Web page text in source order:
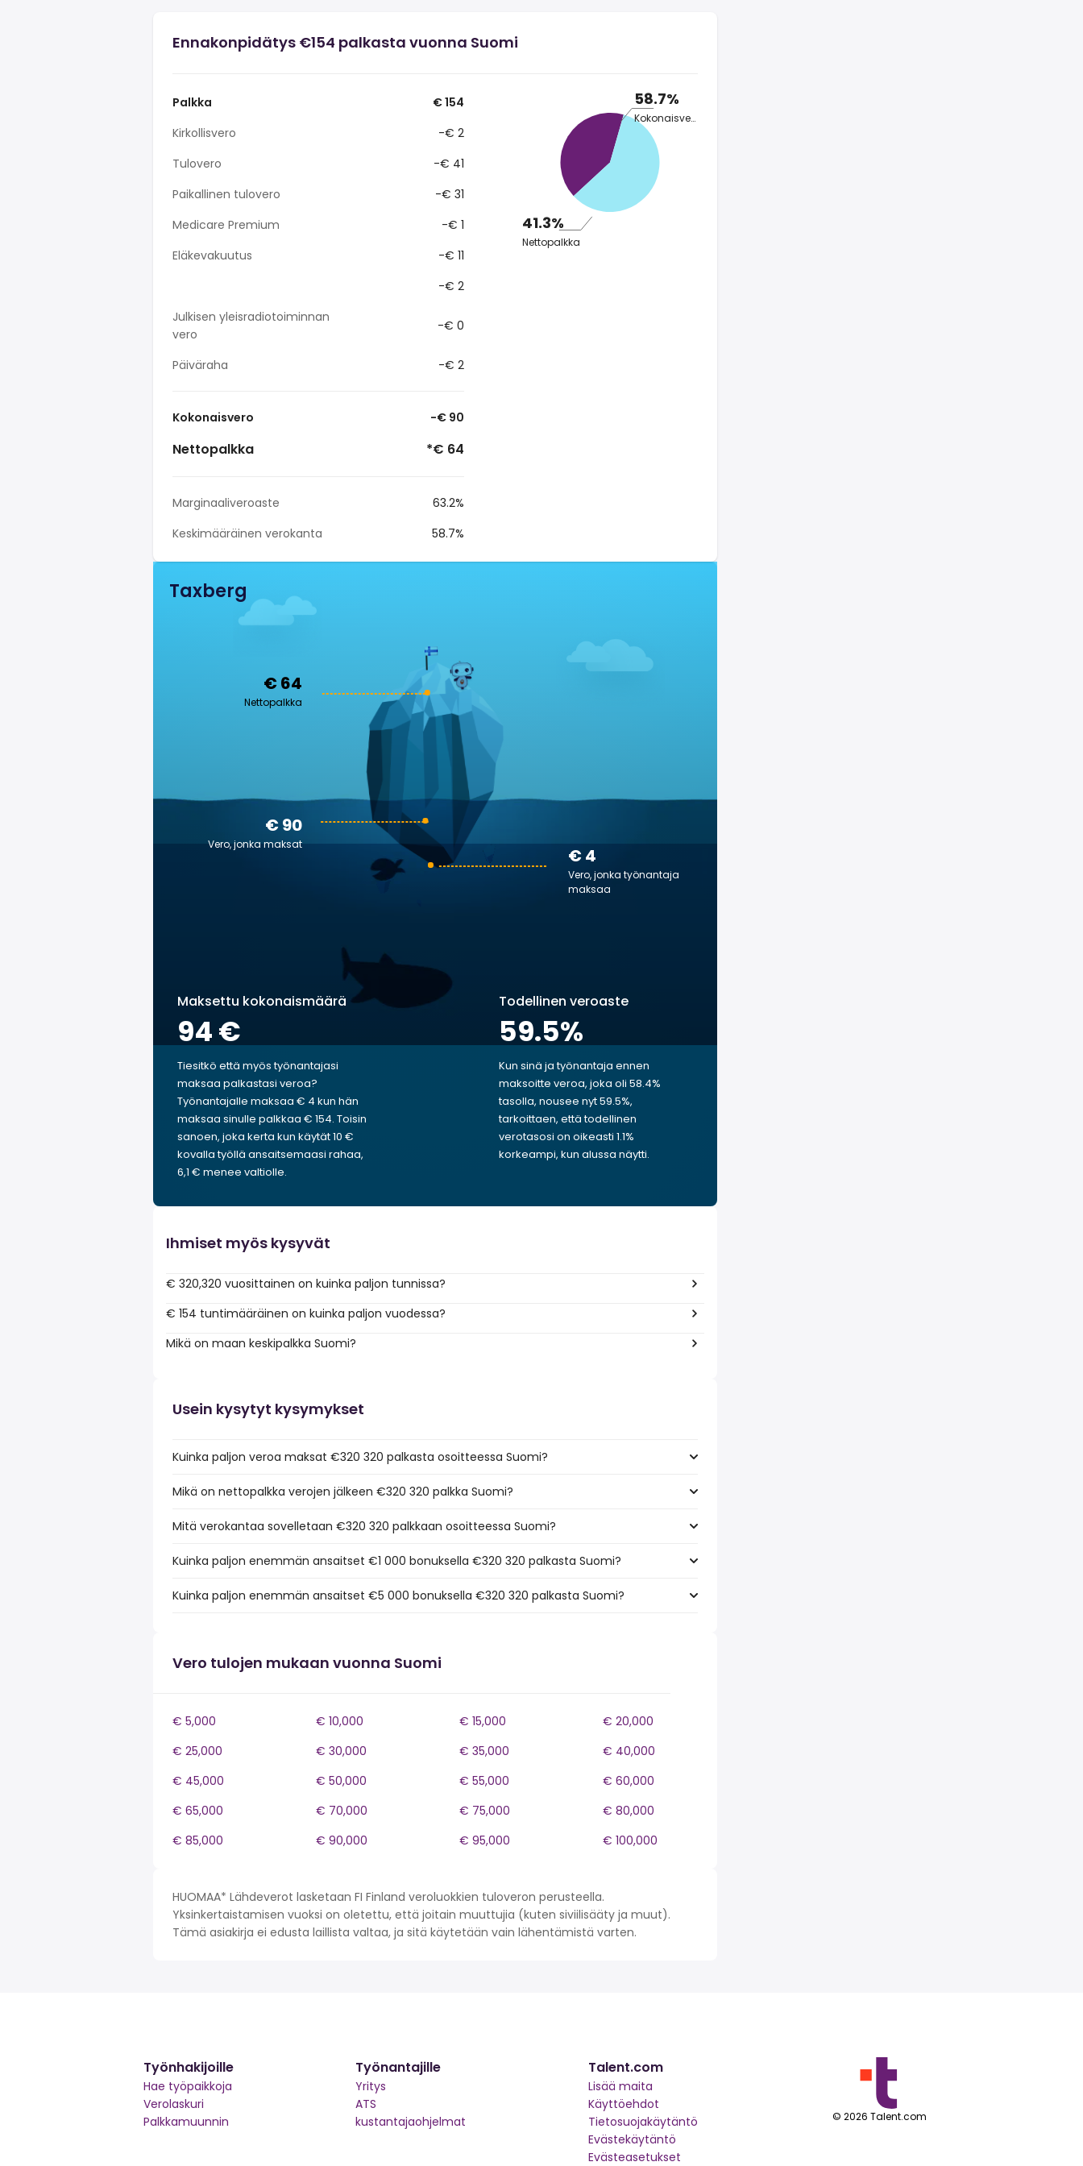
Ennakonpidätys €154 palkasta vuonna Suomi
Palkka
€ 154
Kirkollisvero
-€ 2
Tulovero
-€ 41
Paikallinen tulovero
-€ 31
Medicare Premium
-€ 1
Eläkevakuutus
-€ 11
-€ 2
Julkisen yleisradiotoiminnan
vero
-€ 0
Päiväraha -€ 2
Kokonaisvero -€ 90
Nettopalkka *€ 64
Marginaaliveroaste
63.2%
Keskimääräinen verokanta
58.7%
58.7%
Kokonaisvero
41.3%
Nettopalkka
Taxberg
€ 64
Nettopalkka
€ 4
Vero, jonka työnantaja
maksaa
€ 90
Vero, jonka maksat
Maksettu kokonaismäärä
94 €
Tiesitkö että myös työnantajasi
maksaa palkastasi veroa?
Työnantajalle maksaa € 4 kun hän
maksaa sinulle palkkaa € 154. Toisin
sanoen, joka kerta kun käytät 10 €
kovalla työllä ansaitsemaasi rahaa,
6,1 € menee valtiolle.
Todellinen veroaste
59.5%
Kun sinä ja työnantaja ennen
maksoitte veroa, joka oli 58.4%
tasolla, nousee nyt 59.5%,
tarkoittaen, että todellinen
verotasosi on oikeasti 1.1%
korkeampi, kun alussa näytti.
Ihmiset myös kysyvät
€ 320,320 vuosittainen on kuinka paljon tunnissa?
€ 154 tuntimääräinen on kuinka paljon vuodessa?
Mikä on maan keskipalkka Suomi?
Usein kysytyt kysymykset
Kuinka paljon veroa maksat €320 320 palkasta osoitteessa Suomi?
Mikä on nettopalkka verojen jälkeen €320 320 palkka Suomi?
Mitä verokantaa sovelletaan €320 320 palkkaan osoitteessa Suomi?
Kuinka paljon enemmän ansaitset €1 000 bonuksella €320 320 palkasta Suomi?
Kuinka paljon enemmän ansaitset €5 000 bonuksella €320 320 palkasta Suomi?
Vero tulojen mukaan vuonna Suomi
€ 5,000 € 10,000 € 15,000
€ 20,000
€ 25,000
€ 30,000 € 35,000
€ 40,000
€ 45,000
€ 50,000 € 55,000
€ 60,000
€ 65,000
€ 70,000 € 75,000
€ 80,000
€ 85,000
€ 90,000 € 95,000 € 100,000
HUOMAA* Lähdeverot lasketaan FI Finland veroluokkien tuloveron perusteella.
Yksinkertaistamisen vuoksi on oletettu, että joitain muuttujia (kuten siviilisääty ja muut).
Tämä asiakirja ei edusta laillista valtaa, ja sitä käytetään vain lähentämistä varten.
Työnhakijoille
Hae työpaikkoja
Verolaskuri
Palkkamuunnin
Työnantajille
Yritys
ATS
kustantajaohjelmat
Talent.com
Lisää maita
Käyttöehdot
Tietosuojakäytäntö
Evästekäytäntö
Evästeasetukset
© 2026 Talent.com